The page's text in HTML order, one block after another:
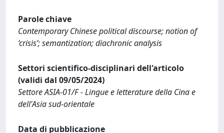
Parole chiave
Contemporary Chinese political discourse; notion of
‘crisis’; semantization; diachronic analysis
Settori scientifico-disciplinari dell'articolo
(validi dal 09/05/2024)
Settore ASIA-01/F - Lingue e letterature della Cina e
dell'Asia sud-orientale
Data di pubblicazione